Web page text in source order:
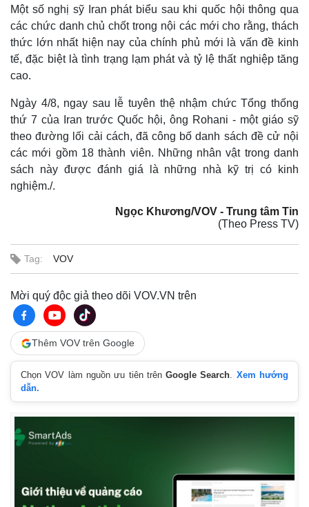
Thế giới
E-Magazine
Infographic
Một số nghị sỹ Iran phát biểu sau khi quốc hội thông qua
các chức danh chủ chốt trong nội các mới cho rằng, thách
thức lớn nhất hiện nay của chính phủ mới là vấn đề kinh
tế, đặc biệt là tình trạng lạm phát và tỷ lệ thất nghiệp tăng
cao.
Ngày 4/8, ngay sau lễ tuyên thệ nhậm chức Tổng thống
thứ 7 của Iran trước Quốc hội, ông Rohani - một giáo sỹ
theo đường lối cải cách, đã công bố danh sách đề cử nội
các mới gồm 18 thành viên. Những nhân vật trong danh
sách này được đánh giá là những nhà kỹ trị có kinh
nghiệm./.
Ngọc Khương/VOV - Trung tâm Tin
(Theo Press TV)
Tag: VOV
Mời quý độc giả theo dõi VOV.VN trên
Thêm VOV trên Google
Chọn VOV làm nguồn ưu tiên trênGoogle Search. Xem hướng
dẫn.